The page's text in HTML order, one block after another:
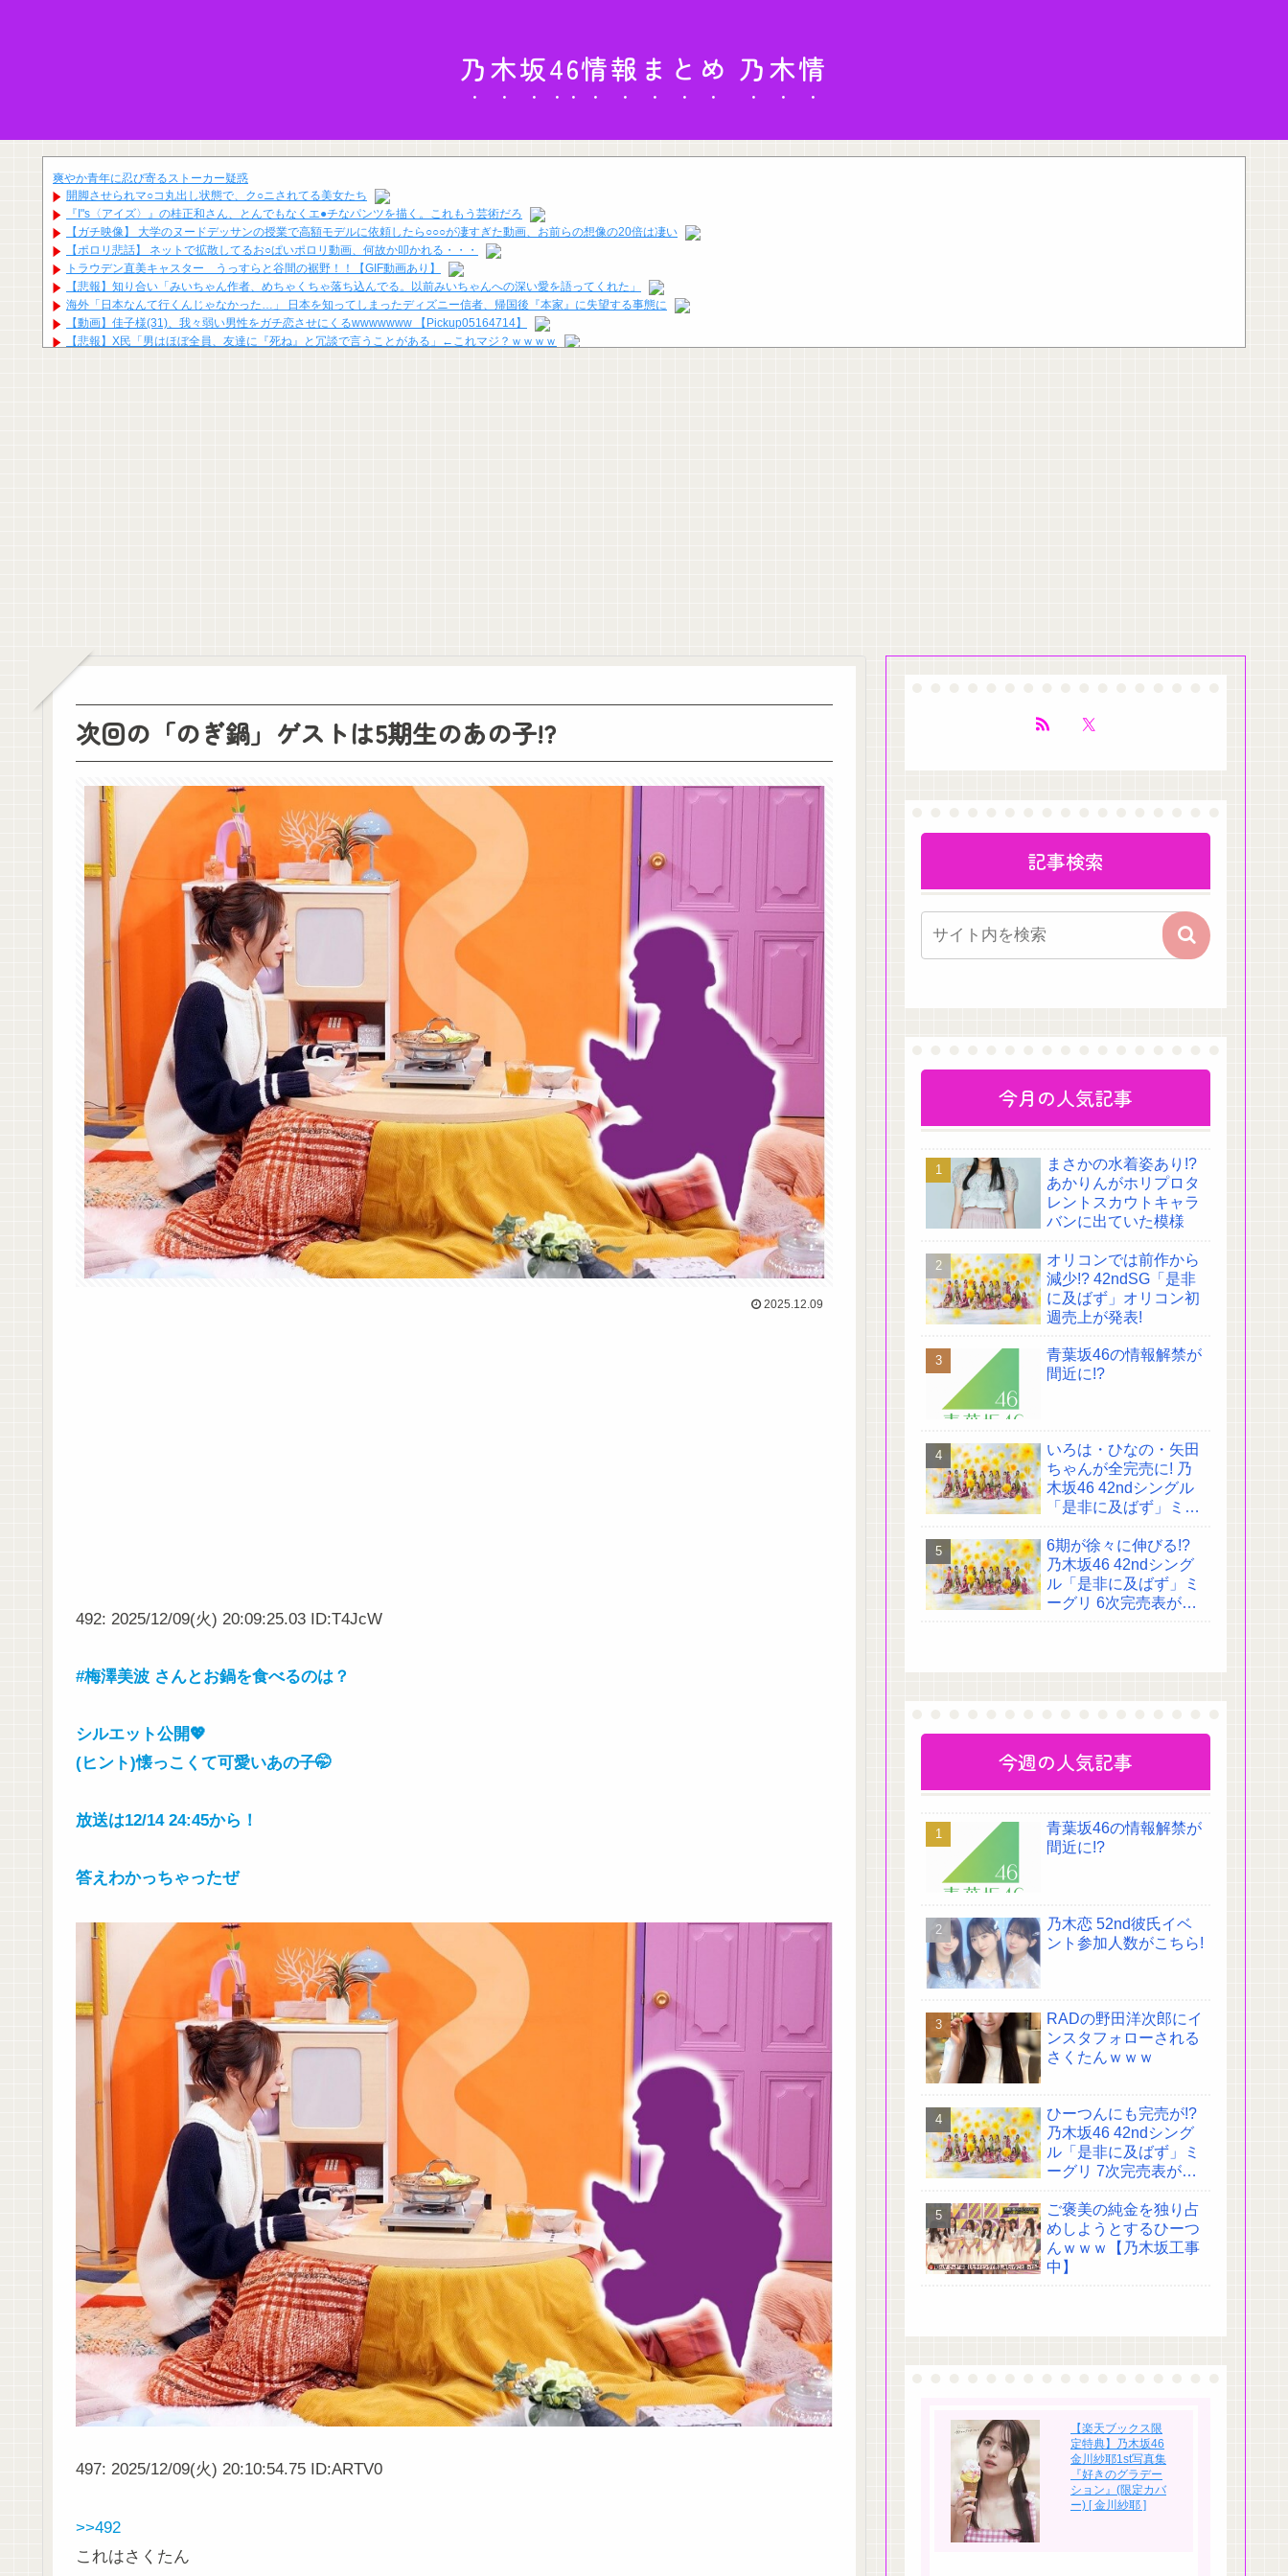
乃木坂46情報まとめ 乃木情
爽やか青年に忍び寄るストーカー疑惑
開脚させられマ○コ丸出し状態で、ク○ニされてる美女たち
『I"s〈アイズ〉』の桂正和さん、とんでもなくエ●チなパンツを描く。これもう芸術だろ
【ガチ映像】 大学のヌードデッサンの授業で高額モデルに依頼したら○○○が凄すぎた動画、お前らの想像の20倍は凄い
【ポロリ悲話】 ネットで拡散してるお○ぱいポロリ動画、何故か叩かれる・・・
トラウデン直美キャスター うっすらと谷間の裾野！！【GIF動画あり】
【悲報】知り合い「みいちゃん作者、めちゃくちゃ落ち込んでる。以前みいちゃんへの深い愛を語ってくれた」
海外「日本なんて行くんじゃなかった…」 日本を知ってしまったディズニー信者、帰国後『本家』に失望する事態に
【動画】佳子様(31)、我々弱い男性をガチ恋させにくるwwwwwww 【Pickup05164714】
【悲報】X民「男はほぼ全員、友達に『死ね』と冗談で言うことがある」←これマジ？ｗｗｗｗ
次回の「のぎ鍋」ゲストは5期生のあの子!?
2025.12.09
492: 2025/12/09(火) 20:09:25.03 ID:T4JcW
#梅澤美波 さんとお鍋を食べるのは？
シルエット公開💖
(ヒント)懐っこくて可愛いあの子🤭
放送は12/14 24:45から！
答えわかっちゃったぜ
497: 2025/12/09(火) 20:10:54.75 ID:ARTV0
>>492
これはさくたん
記事検索
今月の人気記事
まさかの水着姿あり!?
あかりんがホリプロタ
レントスカウトキャラ
バンに出ていた模様
オリコンでは前作から
減少!? 42ndSG「是非
に及ばず」オリコン初
週売上が発表!
青葉坂46の情報解禁が
間近に!?
いろは・ひなの・矢田
ちゃんが全完売に! 乃
木坂46 42ndシングル
「是非に及ばず」ミー
ら!
6期が徐々に伸びる!?
乃木坂46 42ndシング
ル「是非に及ばず」ミ
ーグリ 6次完売表がこ
今週の人気記事
青葉坂46の情報解禁が
間近に!?
乃木恋 52nd彼氏イベ
ント参加人数がこちら!
RADの野田洋次郎にイ
ンスタフォローされる
さくたんｗｗｗ
ひーつんにも完売が!?
乃木坂46 42ndシング
ル「是非に及ばず」ミ
ーグリ 7次完売表がこ
ご褒美の純金を独り占
めしようとするひーつ
んｗｗｗ【乃木坂工事
中】
【楽天ブックス限
定特典】乃木坂46
金川紗耶1st写真集
『好きのグラデー
ション』(限定カバ
ー) [ 金川紗耶 ]